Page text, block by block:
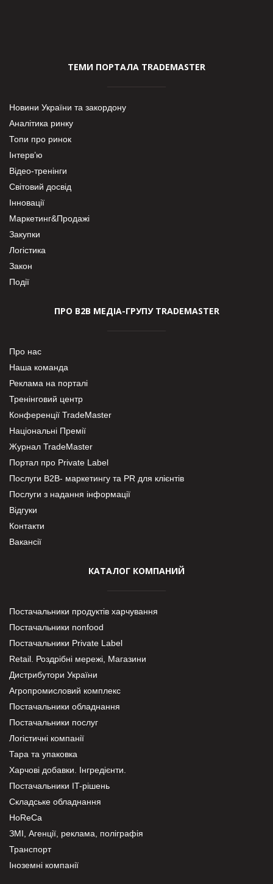
ТЕМИ ПОРТАЛА TRADEMASTER
Новини України та закордону
Аналітика ринку
Топи про ринок
Інтерв’ю
Відео-тренінги
Світовий досвід
Інновації
Маркетинг&Продажі
Закупки
Логістика
Закон
Події
ПРО В2В МЕДІА-ГРУПУ TRADEMASTER
Про нас
Наша команда
Реклама на порталі
Тренінговий центр
Конференції TradeMaster
Національні Премії
Журнал TradeMaster
Портал про Private Label
Послуги В2В- маркетингу та PR для клієнтів
Послуги з надання інформації
Відгуки
Контакти
Вакансії
КАТАЛОГ КОМПАНИЙ
Постачальники продуктів харчування
Постачальники nonfood
Постачальники Private Label
Retail. Роздрібні мережі, Магазини
Дистрибутори України
Агропромисловий комплекс
Постачальники обладнання
Постачальники послуг
Логістичні компанії
Тара та упаковка
Харчові добавки. Інгредієнти.
Постачальники IT-рішень
Складське обладнання
HoReCa
ЗМІ, Агенції, реклама, поліграфія
Транспорт
Іноземні компанії